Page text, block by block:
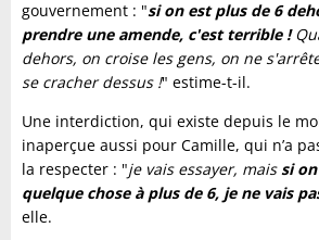
gouvernement : "si on est plus de 6
prendre une amende, c'est terrible !
dehors, on croise les gens, on ne
se cracher dessus !" estime-t-il.
Une interdiction, qui existe depuis le
inaperçue aussi pour Camille, qui n’a
la respecter : "je vais essayer, mais si
quelque chose à plus de 6, je ne vais
elle.